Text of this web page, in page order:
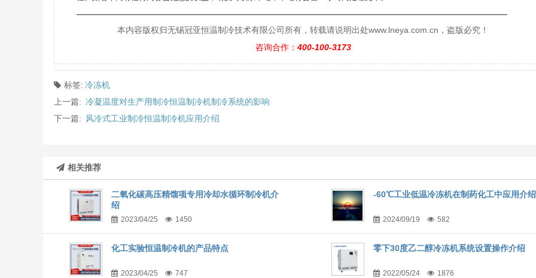
—————————————————————————————————————————————
本内容版权归无锡冠亚恒温制冷技术有限公司所有，转载请说明出处www.lneya.com.cn，盗版必究！
咨询合作： 400-100-3173
标签: 冷冻机
上一篇: 冷凝温度对生产用制冷恒温制冷机制冷系统的影响
下一篇:
风冷式工业制冷恒温制冷机应用介绍
相关推荐
二氧化碳高压精馏项专用冷却水循环制冷机介
绍
2023/04/25 1450
-60℃工业低温冷冻机在制药化工中应用介绍
2024/09/19 582
化工实验恒温制冷机的产品特点
2023/04/25 747
零下30度乙二醇冷冻机系统设置操作介绍
2022/05/24 1876